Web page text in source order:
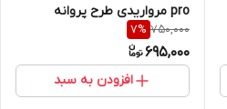
pro مرواریدی طرح پروانه
مرواریدی | فریم کروم با ظاهری
جواهر نشان و مجلسی (نقد و
اقساط) ردمی نوت 13 شیائومی
750,000
7%
695,000
افزودن به سبد